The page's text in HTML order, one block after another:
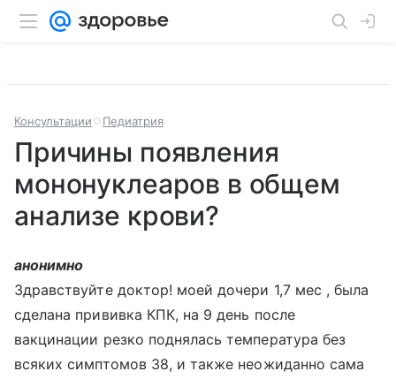
Консультации Педиатрия
Причины появления
мононуклеаров в общем
анализе крови?
анонимно
Здравствуйте доктор! моей дочери 1,7 мес , была
сделана прививка КПК, на 9 день после
вакцинации резко поднялась температура без
всяких симптомов 38, и также неожиданно сама